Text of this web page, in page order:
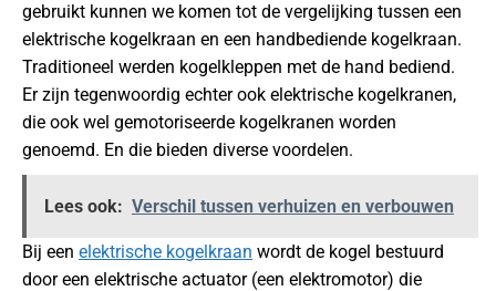
gebruikt kunnen we komen tot de vergelijking tussen een
elektrische kogelkraan en een handbediende kogelkraan.
Traditioneel werden kogelkleppen met de hand bediend.
Er zijn tegenwoordig echter ook elektrische kogelkranen,
die ook wel gemotoriseerde kogelkranen worden
genoemd. En die bieden diverse voordelen.
Lees ook: Verschil tussen verhuizen en verbouwen
Bij een elektrische kogelkraan wordt de kogel bestuurd
door een elektrische actuator (een elektromotor) die